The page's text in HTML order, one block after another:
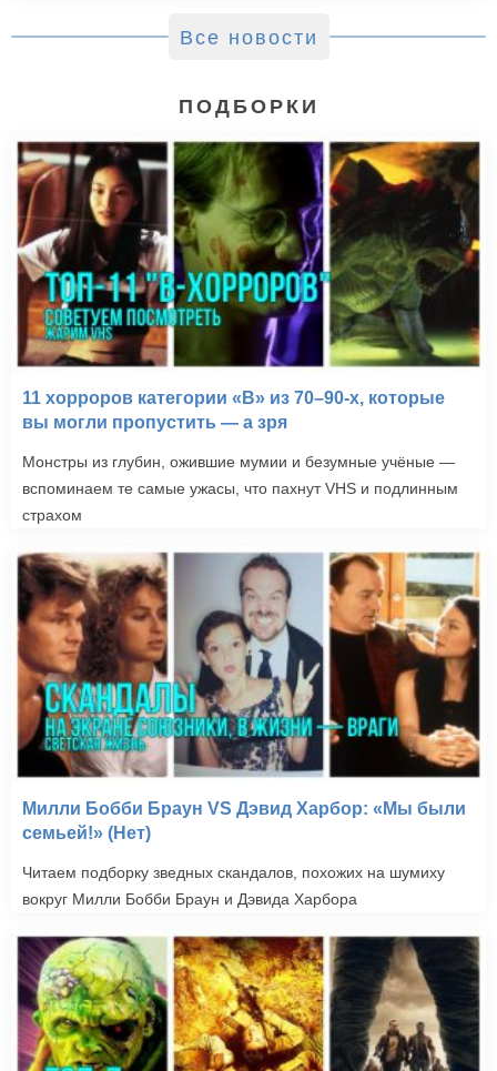
Все новости
ПОДБОРКИ
11 хорроров категории «B» из 70–90-х, которые
вы могли пропустить — а зря
Монстры из глубин, ожившие мумии и безумные учёные —
вспоминаем те самые ужасы, что пахнут VHS и подлинным
страхом
Милли Бобби Браун VS Дэвид Харбор: «Мы были
семьей!» (Нет)
Читаем подборку зведных скандалов, похожих на шумиху
вокруг Милли Бобби Браун и Дэвида Харбора